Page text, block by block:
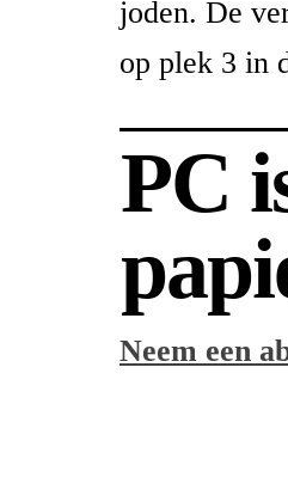
joden. De
op plek 3 in
PC
Neem een